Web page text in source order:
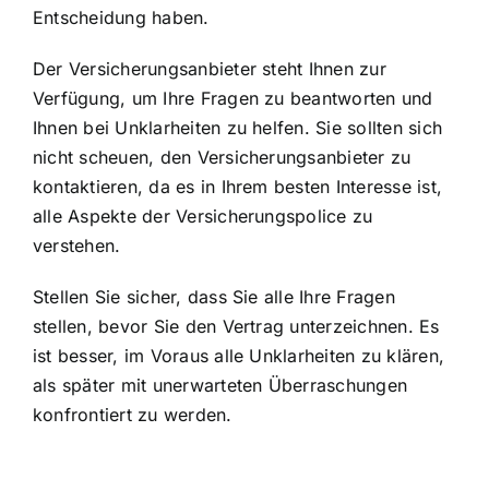
Entscheidung haben.
Der Versicherungsanbieter steht Ihnen zur
Verfügung, um Ihre Fragen zu beantworten und
Ihnen bei Unklarheiten zu helfen. Sie sollten sich
nicht scheuen, den Versicherungsanbieter zu
kontaktieren, da es in Ihrem besten Interesse ist,
alle Aspekte der Versicherungspolice zu
verstehen.
Stellen Sie sicher, dass Sie alle Ihre Fragen
stellen, bevor Sie den Vertrag unterzeichnen. Es
ist besser, im Voraus alle Unklarheiten zu klären,
als später mit unerwarteten Überraschungen
konfrontiert zu werden.